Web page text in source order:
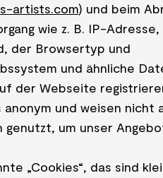
artists.com) und beim
wie z. B. IP-
der Browsertyp und
und ähnliche
der Webseite
und weisen nicht
um unser
„Cookies“, das sind